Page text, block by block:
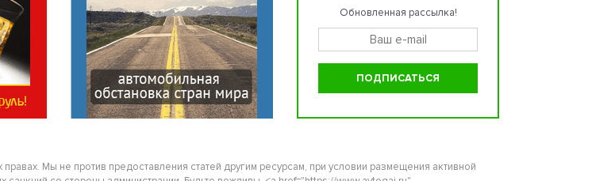
Обновленная рассылка!
Мы не против предоставления статей другим ресурсам, при условии размещения активной